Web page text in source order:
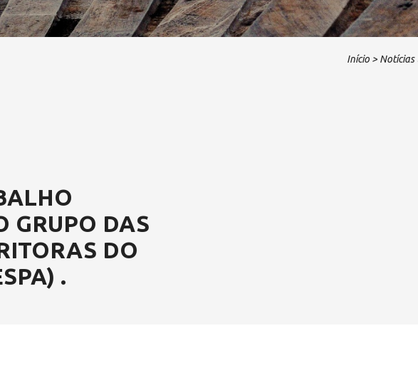
Início > Notícias
GRUPO DAS
DO
.